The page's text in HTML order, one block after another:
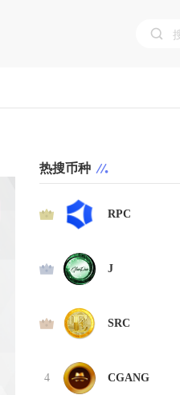
热搜币种
1 RPC
2 J
3 SRC
4 CGANG